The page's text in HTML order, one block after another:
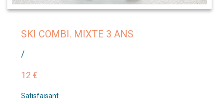
SKI COMBI. MIXTE 3 ANS
/
12 €
Satisfaisant